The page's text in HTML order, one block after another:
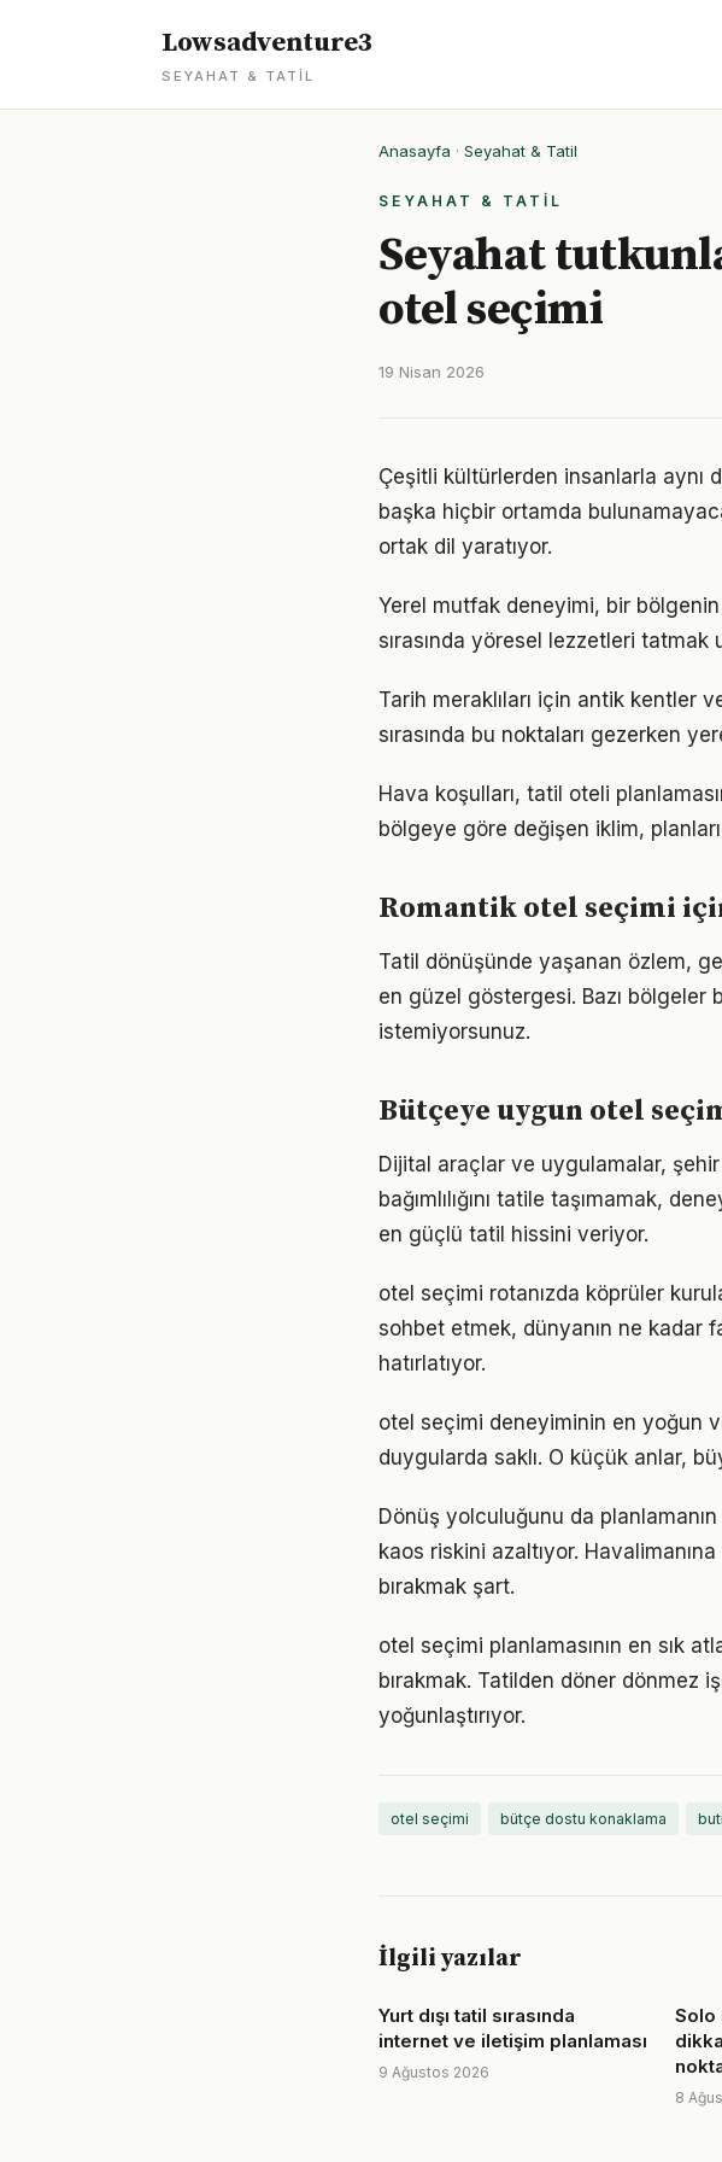
Lowsadventure3
SEYAHAT & TATIL
Anasayfa · Seyahat & Tatil
SEYAHAT & TATIL
Seyahat
otel seçimi
19 Nisan 2026
Çeşitli kültürlerden insanlarla aynı
başka hiçbir ortamda
ortak dil yaratıyor.
Yerel mutfak deneyimi, bir
sırasında yöresel lezzetleri tatmak
Tarih meraklıları için antik kentler
sırasında bu noktaları gezerken
Hava koşulları, tatil oteli
bölgeye göre değişen iklim,
Romantik otel seçimi
Tatil dönüşünde yaşanan özlem,
en güzel göstergesi. Bazı bölgeler
istemiyorsunuz.
Bütçeye uygun otel
Dijital araçlar ve uygulamalar,
bağımlılığını tatile taşımamak,
en güçlü tatil hissini veriyor.
otel seçimi rotanızda köprüler
sohbet etmek, dünyanın ne kadar
hatırlatıyor.
otel seçimi deneyiminin en yoğun
duygularda saklı. O küçük anlar,
Dönüş yolculuğunu da
kaos riskini azaltıyor.
bırakmak şart.
otel seçimi planlamasının en sık
bırakmak. Tatilden döner dönmez
yoğunlaştırıyor.
otel seçimi bütçe dostu konaklama
İlgili yazılar
Yurt dışı tatil sırasında
internet ve iletişim planlaması
9 Ağustos 2026
Solo
8